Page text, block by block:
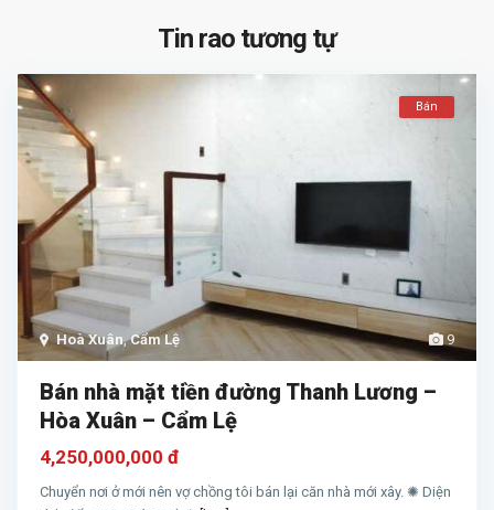
Tin rao tương tự
9
Hoà Xuân,Cẩm Lệ
Bán
Bán nhà mặt tiền đường Thanh Lương –
Hòa Xuân – Cẩm Lệ
4,250,000,000 đ
Chuyển nơi ở mới nên vợ chồng tôi bán lại căn nhà mới xây. ✺ Diện